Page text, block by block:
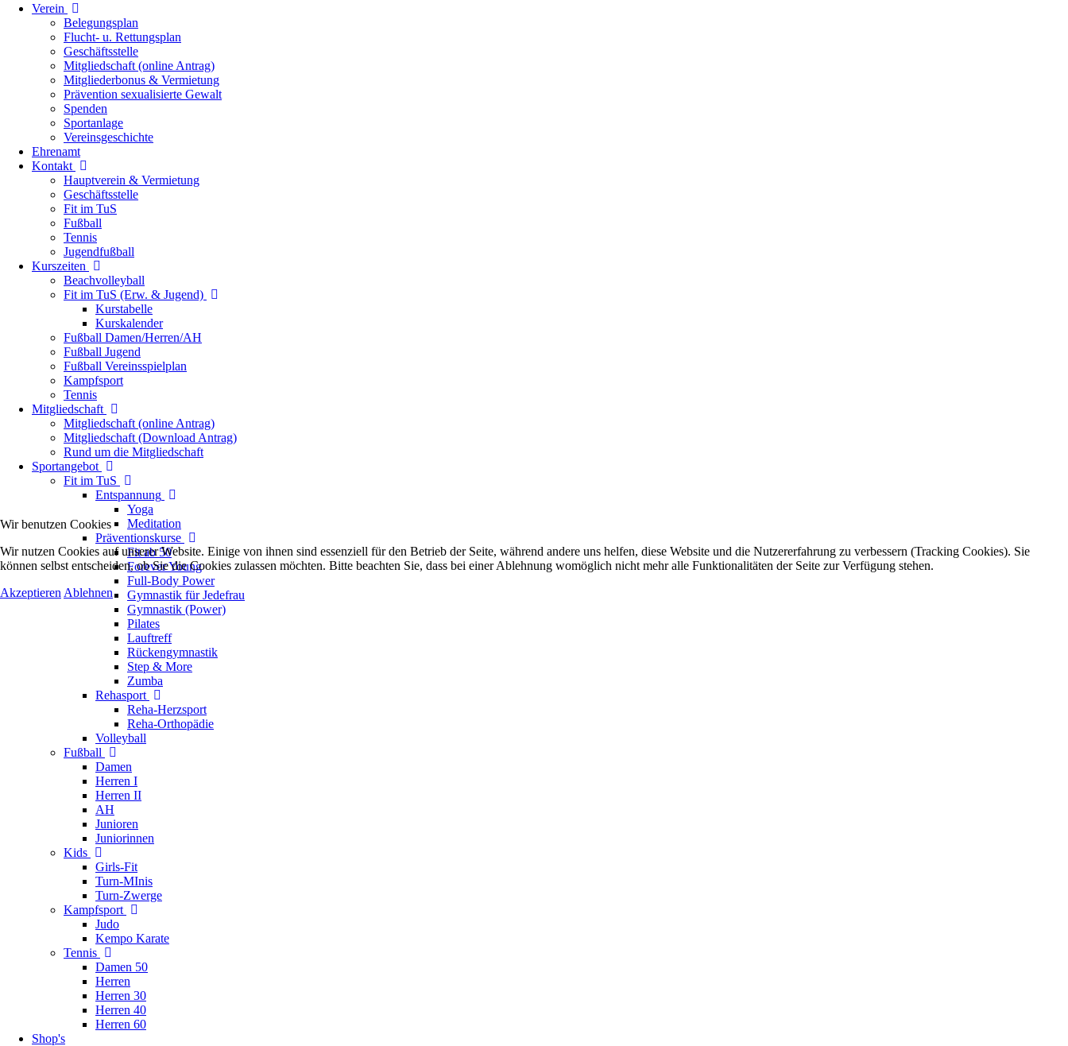
Verein
Belegungsplan
Flucht- u. Rettungsplan
Geschäftsstelle
Mitgliedschaft (online Antrag)
Mitgliederbonus & Vermietung
Prävention sexualisierte Gewalt
Spenden
Sportanlage
Vereinsgeschichte
Ehrenamt
Kontakt
Hauptverein & Vermietung
Geschäftsstelle
Fit im TuS
Fußball
Tennis
Jugendfußball
Kurszeiten
Beachvolleyball
Fit im TuS (Erw. & Jugend)
Kurstabelle
Kurskalender
Fußball Damen/Herren/AH
Fußball Jugend
Fußball Vereinsspielplan
Kampfsport
Tennis
Mitgliedschaft
Mitgliedschaft (online Antrag)
Mitgliedschaft (Download Antrag)
Rund um die Mitgliedschaft
Sportangebot
Fit im TuS
Entspannung
Yoga
Meditation
Präventionskurse
Fit ab 50
Forever Young
Full-Body Power
Gymnastik für Jedefrau
Gymnastik (Power)
Pilates
Lauftreff
Rückengymnastik
Step & More
Zumba
Rehasport
Reha-Herzsport
Reha-Orthopädie
Volleyball
Fußball
Damen
Herren I
Herren II
AH
Junioren
Juniorinnen
Kids
Girls-Fit
Turn-MInis
Turn-Zwerge
Kampfsport
Judo
Kempo Karate
Tennis
Damen 50
Herren
Herren 30
Herren 40
Herren 60
Shop's
Wir benutzen Cookies
Wir nutzen Cookies auf unserer Website. Einige von ihnen sind essenziell für den Betrieb der Seite, während andere uns helfen, diese Website und die Nutzererfahrung zu verbessern (Tracking Cookies). Sie
können selbst entscheiden, ob Sie die Cookies zulassen möchten. Bitte beachten Sie, dass bei einer Ablehnung womöglich nicht mehr alle Funktionalitäten der Seite zur Verfügung stehen.
Akzeptieren Ablehnen